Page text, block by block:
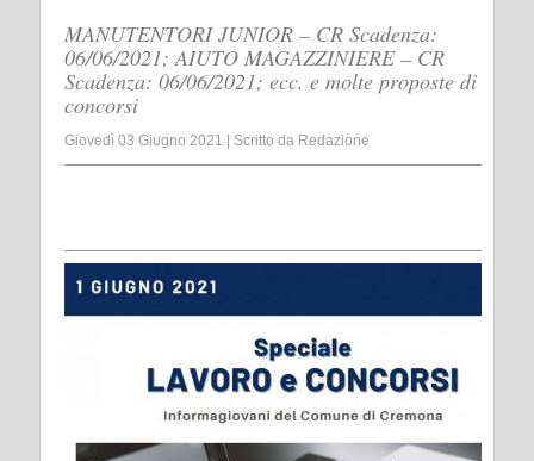
MANUTENTORI JUNIOR – CR Scadenza:
06/06/2021; AIUTO MAGAZZINIERE – CR
Scadenza: 06/06/2021; ecc. e molte proposte di
concorsi
Giovedì 03 Giugno 2021 Scritto da Redazione